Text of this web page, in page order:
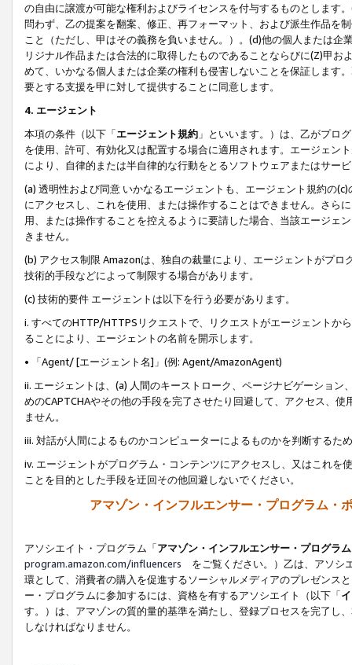
の自由に譲渡が可能な権利およびライセンスを付与するものとします
問わず、乙の提案を翻案、修正、再フォーマット、および派生作品を
こと（ただし、甲はその義務を負いません。）。(d)他の個人または
リジナル作品または合法的に取得したものであることならびに(Z)甲
めて、いかなる個人または企業の権利も侵害しないことを保証します
要とする支援を甲に対して提供することに同意します。
4. エージェント
本項の条件（以下「エージェント規約 」といいます。）は、乙がプロ
を使用、許可、有効化又は配置する場合に適用されます。エージェン
により、自律的または半自律的な行動をとるソフトウェアまたはサー
(a) 透明性および同意 いかなるエージェントも、エージェント規約の
にアクセスし、これを使用、または操作することはできません。さら
用、または操作することを控えるように要請した場合、当該エージェ
きません。
(b) アクセス制限 Amazonは、独自の裁量により、エージェントがプ
技術的手段などによって制限する場合があります。
(c) 技術的要件 エージェントは以下を行う必要があります。
i. すべてのHTTP/HTTPSリクエストで、リクエストがエージェントか
ることにより、エージェントの名前を開示します。
• 「Agent/ [エージェント名]」(例: Agent/AmazonAgent)
ii. エージェントは、(a) 人間のキーストローク、ページナビゲーショ
めのCAPTCHAやその他の手段を完了させたり回避して、アクセス、
ません。
iii. 対話が人間によるものかコンピューターによるものかを判断するた
iv. エージェントがプログラム・コンテンツにアクセスし、又はこれ
ことを目的とした手段を迂回その他回避しないでください。
アマゾン・インフルエンサー・プログラム・
アソシエイト・プログラム「アマゾン・インフルエンサー・プログラム
program.amazon.com/influencers をご覧ください。）乙は、アソシ
環として、消費者の購入を促進するソーシャルメディアのプレゼンス
ー・プログラムに参加するには、資格を有するアソシエイト（以下「
す。）は、アマゾンの質的量的基準を満たし、登録プロセスを完了し、
しなければなりません。